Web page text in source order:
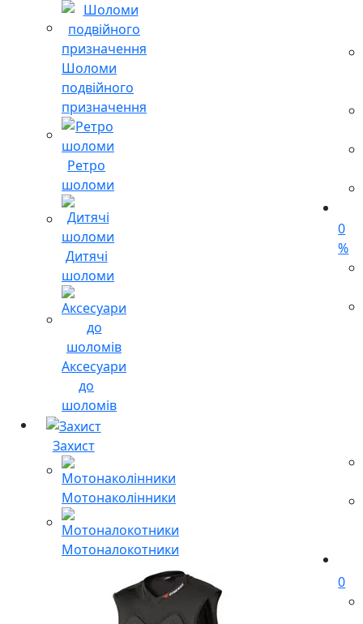
Шоломи
подвійного
призначення
Ретро
шоломи
Дитячі
шоломи
Аксесуари
до
шоломів
Захист
Мотонаколінники
Мотоналокотники
0
%
0